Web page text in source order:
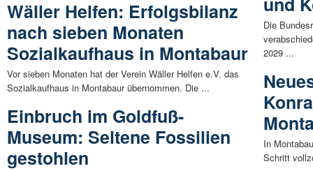
Wäller Helfen: Erfolgsbilanz
nach sieben Monaten
Sozialkaufhaus in Montabaur
Vor sieben Monaten hat der Verein Wäller Helfen e.V. das
Sozialkaufhaus in Montabaur übernommen. Die ...
Einbruch im Goldfuß-
Museum: Seltene Fossilien
gestohlen
Die
2029 ...
In
Schritt